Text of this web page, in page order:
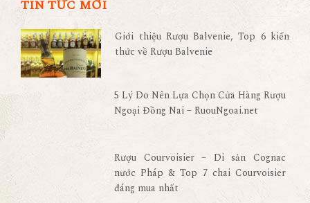
TIN TỨC MỚI
Giới thiệu Rượu Balvenie, Top 6 kiến
thức về Rượu Balvenie
5 Lý Do Nên Lựa Chọn Cửa Hàng Rượu
Ngoại Đồng Nai – RuouNgoai.net
Rượu Courvoisier – Di sản Cognac
nước Pháp & Top 7 chai Courvoisier
đáng mua nhất